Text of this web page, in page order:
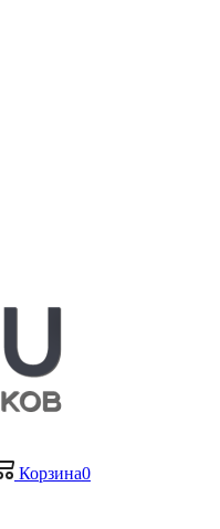
Корзина0